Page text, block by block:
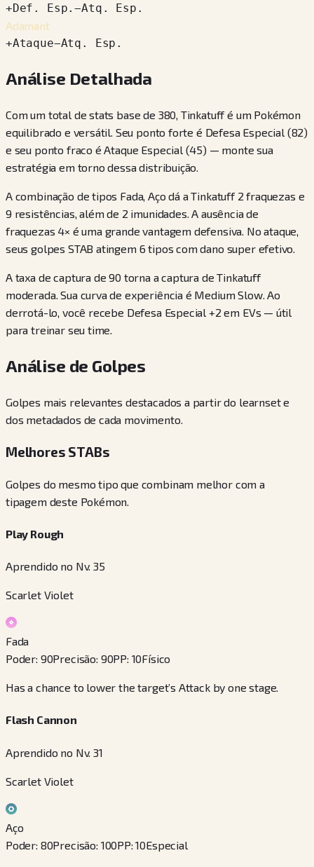
+Def. Esp.−Atq. Esp.
Adamant
+Ataque−Atq. Esp.
Análise Detalhada
Com um total de stats base de 380, Tinkatuff é um Pokémon
equilibrado e versátil. Seu ponto forte é Defesa Especial (82)
e seu ponto fraco é Ataque Especial (45) — monte sua
estratégia em torno dessa distribuição.
A combinação de tipos Fada, Aço dá a Tinkatuff 2 fraquezas e
9 resistências, além de 2 imunidades. A ausência de
fraquezas 4× é uma grande vantagem defensiva. No ataque,
seus golpes STAB atingem 6 tipos com dano super efetivo.
A taxa de captura de 90 torna a captura de Tinkatuff
moderada. Sua curva de experiência é Medium Slow. Ao
derrotá-lo, você recebe Defesa Especial +2 em EVs — útil
para treinar seu time.
Análise de Golpes
Golpes mais relevantes destacados a partir do learnset e
dos metadados de cada movimento.
Melhores STABs
Golpes do mesmo tipo que combinam melhor com a
tipagem deste Pokémon.
Play Rough
Aprendido no Nv. 35
Scarlet Violet
Fada
Poder: 90Precisão: 90PP: 10Físico
Has a chance to lower the target’s Attack by one stage.
Flash Cannon
Aprendido no Nv. 31
Scarlet Violet
Aço
Poder: 80Precisão: 100PP:10Especial